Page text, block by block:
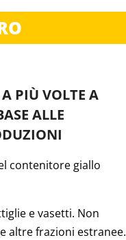
PIÙ VOLTE A
ALLE
contenitore giallo
e vasetti. Non
altre frazioni estranee.